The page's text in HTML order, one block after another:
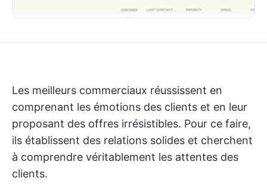
Les meilleurs commerciaux réussissent en
comprenant les émotions des clients et en leur
proposant des offres irrésistibles. Pour ce faire,
ils établissent des relations solides et cherchent
à comprendre véritablement les attentes des
clients.